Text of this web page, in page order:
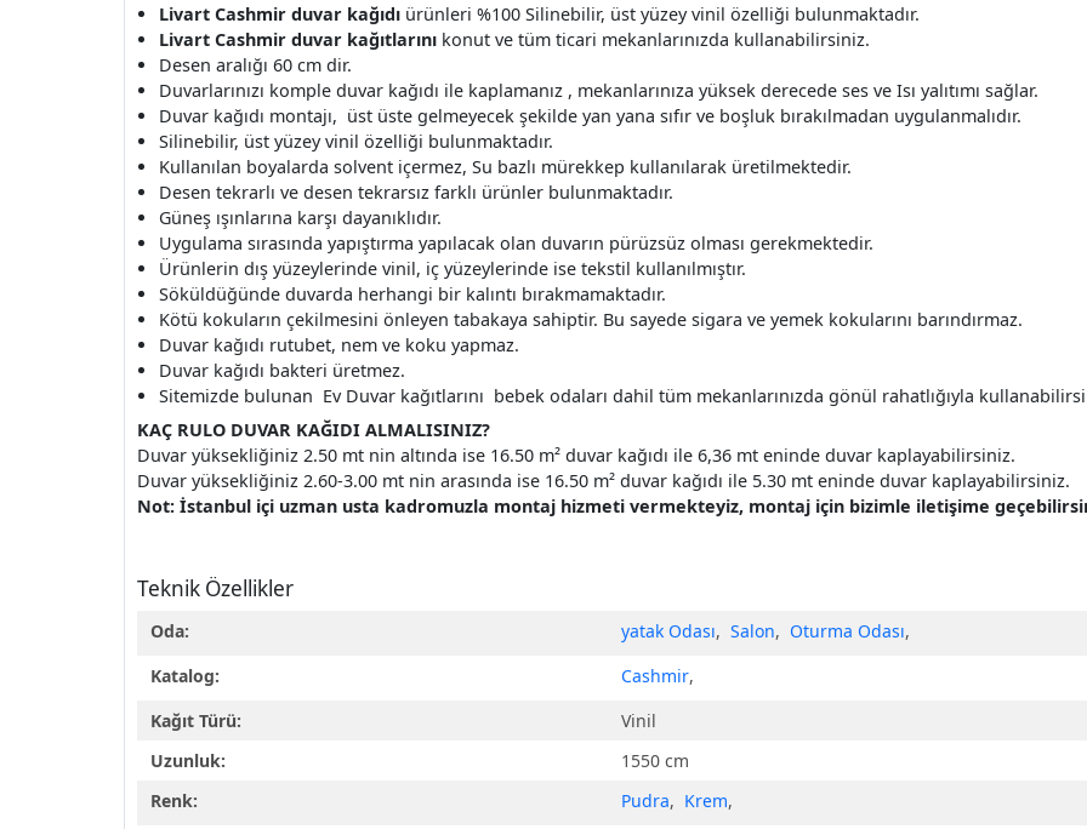
Livart Cashmir duvar kağıdı ürünleri %100 Silinebilir, üst yüzey vinil özelliği bulunmaktadır.
Livart Cashmir duvar kağıtlarını konut ve tüm ticari mekanlarınızda kullanabilirsiniz.
Desen aralığı 60 cm dir.
Duvarlarınızı komple duvar kağıdı ile kaplamanız , mekanlarınıza yüksek derecede ses ve Isı yalıtımı sağlar.
Duvar kağıdı montajı, üst üste gelmeyecek şekilde yan yana sıfır ve boşluk bırakılmadan uygulanmalıdır.
Silinebilir, üst yüzey vinil özelliği bulunmaktadır.
Kullanılan boyalarda solvent içermez, Su bazlı mürekkep kullanılarak üretilmektedir.
Desen tekrarlı ve desen tekrarsız farklı ürünler bulunmaktadır.
Güneş ışınlarına karşı dayanıklıdır.
Uygulama sırasında yapıştırma yapılacak olan duvarın pürüzsüz olması gerekmektedir.
Ürünlerin dış yüzeylerinde vinil, iç yüzeylerinde ise tekstil kullanılmıştır.
Söküldüğünde duvarda herhangi bir kalıntı bırakmamaktadır.
Kötü kokuların çekilmesini önleyen tabakaya sahiptir. Bu sayede sigara ve yemek kokularını barındırmaz.
Duvar kağıdı rutubet, nem ve koku yapmaz.
Duvar kağıdı bakteri üretmez.
Sitemizde bulunan Ev Duvar kağıtlarını bebek odaları dahil tüm mekanlarınızda gönül rahatlığıyla
KAÇ RULO DUVAR KAĞIDI ALMALISINIZ?
Duvar yüksekliğiniz 2.50 mt nin altında ise 16.50 m² duvar kağıdı ile 6,36 mt eninde duvar kaplayabilirsiniz.
Duvar yüksekliğiniz 2.60-3.00 mt nin arasında ise 16.50 m² duvar kağıdı ile 5.30 mt eninde duvar kaplayabilirsiniz.
Not: İstanbul içi uzman usta kadromuzla montaj hizmeti vermekteyiz, montaj için bizimle iletişime
Teknik Özellikler
Oda: yatak Odası, Salon, Oturma Odası,
Katalog:
Cashmir,
Kağıt Türü:
Vinil
Uzunluk:
1550 cm
Renk:
Pudra, Krem,